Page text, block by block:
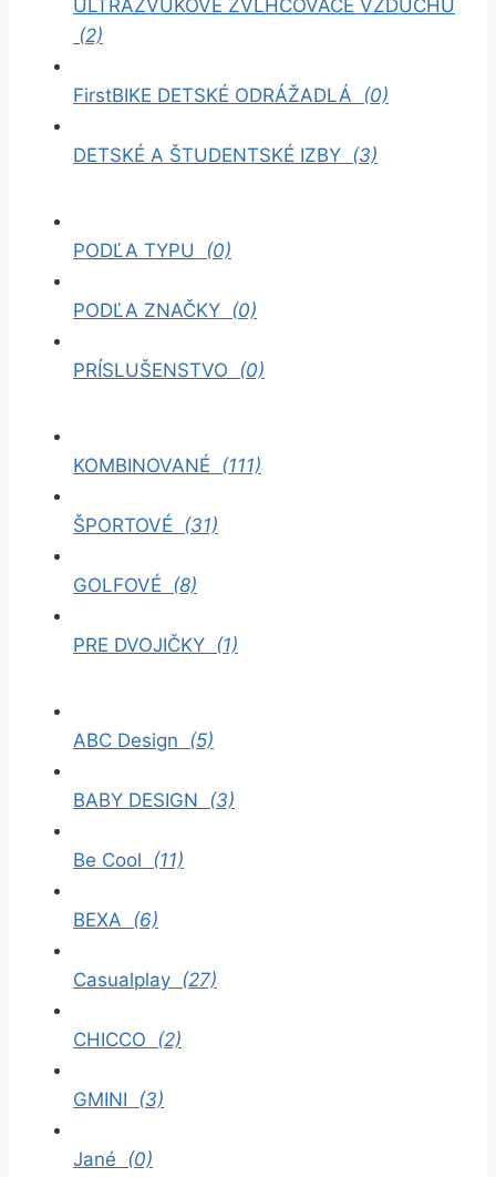
ULTRAZVUKOVÉ ZVLHČOVAČE VZDUCHU
(2)
FirstBIKE DETSKÉ ODRÁŽADLÁ (0)
DETSKÉ A ŠTUDENTSKÉ IZBY (3)
PODĽA TYPU (0)
PODĽA ZNAČKY (0)
PRÍSLUŠENSTVO (0)
KOMBINOVANÉ (111)
ŠPORTOVÉ (31)
GOLFOVÉ (8)
PRE DVOJIČKY (1)
ABC Design (5)
BABY DESIGN (3)
Be Cool (11)
BEXA (6)
Casualplay (27)
CHICCO (2)
GMINI (3)
Jané (0)